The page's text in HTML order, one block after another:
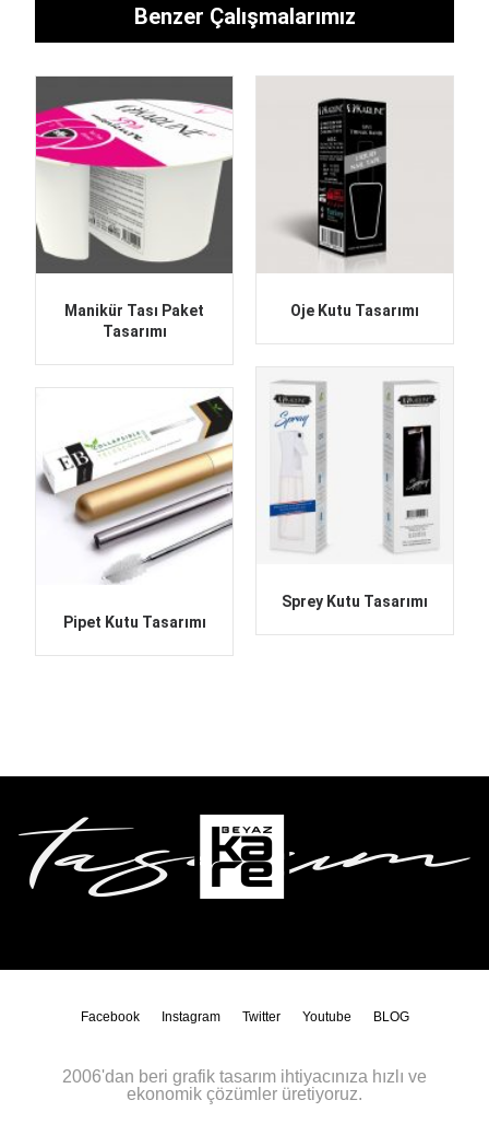
Benzer Çalışmalarımız
Manikür Tası Paket
Tasarımı
Oje Kutu Tasarımı
Sprey Kutu Tasarımı
Pipet Kutu Tasarımı
Facebook Instagram Twitter Youtube BLOG
2006'dan beri grafik tasarım ihtiyacınıza hızlı ve
ekonomik çözümler üretiyoruz.